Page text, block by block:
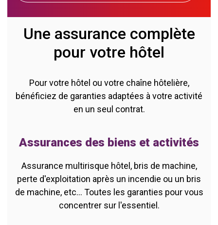
Une assurance complète
pour votre hôtel
Pour votre hôtel ou votre chaîne hôtelière,
bénéficiez de garanties adaptées à votre activité
en un seul contrat.
Assurances des biens et activités
Assurance multirisque hôtel, bris de machine,
perte d'exploitation après un incendie ou un bris
de machine, etc... Toutes les garanties pour vous
concentrer sur l'essentiel.